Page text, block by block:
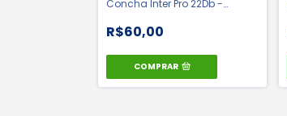
Concha Inter Pro 22Db -
R$60,00
COMPRAR